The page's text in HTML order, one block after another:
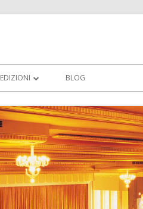
EDIZIONI
PROGRAMMA 2012
VINCITORI TREDICESIMA EDIZIONE 2012
EDIZIONE 2013
TRANIFILMFESTIVAL 2014 XV EDIZIONE
BLOG